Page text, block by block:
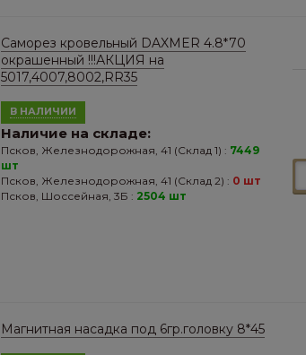
Саморез кровельный DAXMER 4.8*70
окрашенный !!!АКЦИЯ на
5017,4007,8002,RR35
В НАЛИЧИИ
Наличие на складе:
Псков, Железнодорожная, 41 (Склад 1) : 7449
шт
Псков, Железнодорожная, 41 (Склад 2) : 0 шт
Псков, Шоссейная, 3Б : 2504 шт
Магнитная насадка под 6гр.головку 8*45